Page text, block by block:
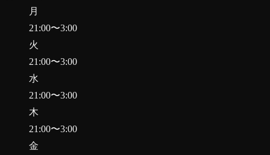
月
21:00〜3:00
火
21:00〜3:00
水
21:00〜3:00
木
21:00〜3:00
金